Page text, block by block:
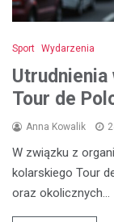
Sport Wydarzenia
Tour de
Anna Kowalik
W związku z
kolarskiego Tour
oraz okolicznych…